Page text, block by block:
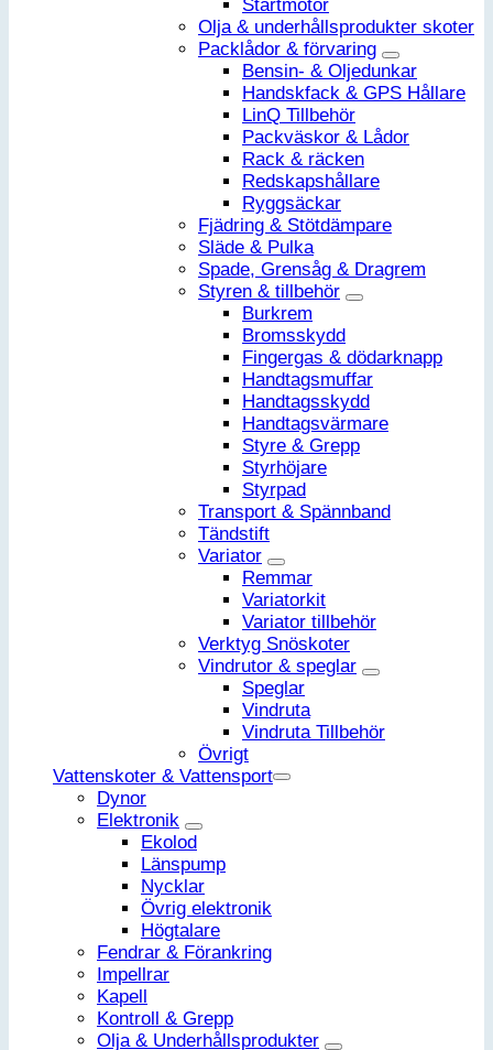
Startmotor
Olja & underhållsprodukter skoter
Packlådor & förvaring
Bensin- & Oljedunkar
Handskfack & GPS Hållare
LinQ Tillbehör
Packväskor & Lådor
Rack & räcken
Redskapshållare
Ryggsäckar
Fjädring & Stötdämpare
Släde & Pulka
Spade, Grensåg & Dragrem
Styren & tillbehör
Burkrem
Bromsskydd
Fingergas & dödarknapp
Handtagsmuffar
Handtagsskydd
Handtagsvärmare
Styre & Grepp
Styrhöjare
Styrpad
Transport & Spännband
Tändstift
Variator
Remmar
Variatorkit
Variator tillbehör
Verktyg Snöskoter
Vindrutor & speglar
Speglar
Vindruta
Vindruta Tillbehör
Övrigt
Vattenskoter & Vattensport
Dynor
Elektronik
Ekolod
Länspump
Nycklar
Övrig elektronik
Högtalare
Fendrar & Förankring
Impellrar
Kapell
Kontroll & Grepp
Olja & Underhållsprodukter